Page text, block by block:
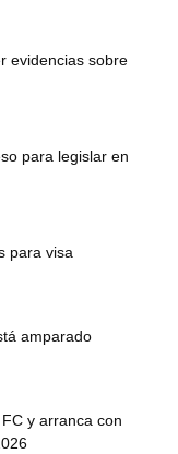
evidencias sobre
para legislar en
para visa
amparado
y arranca con